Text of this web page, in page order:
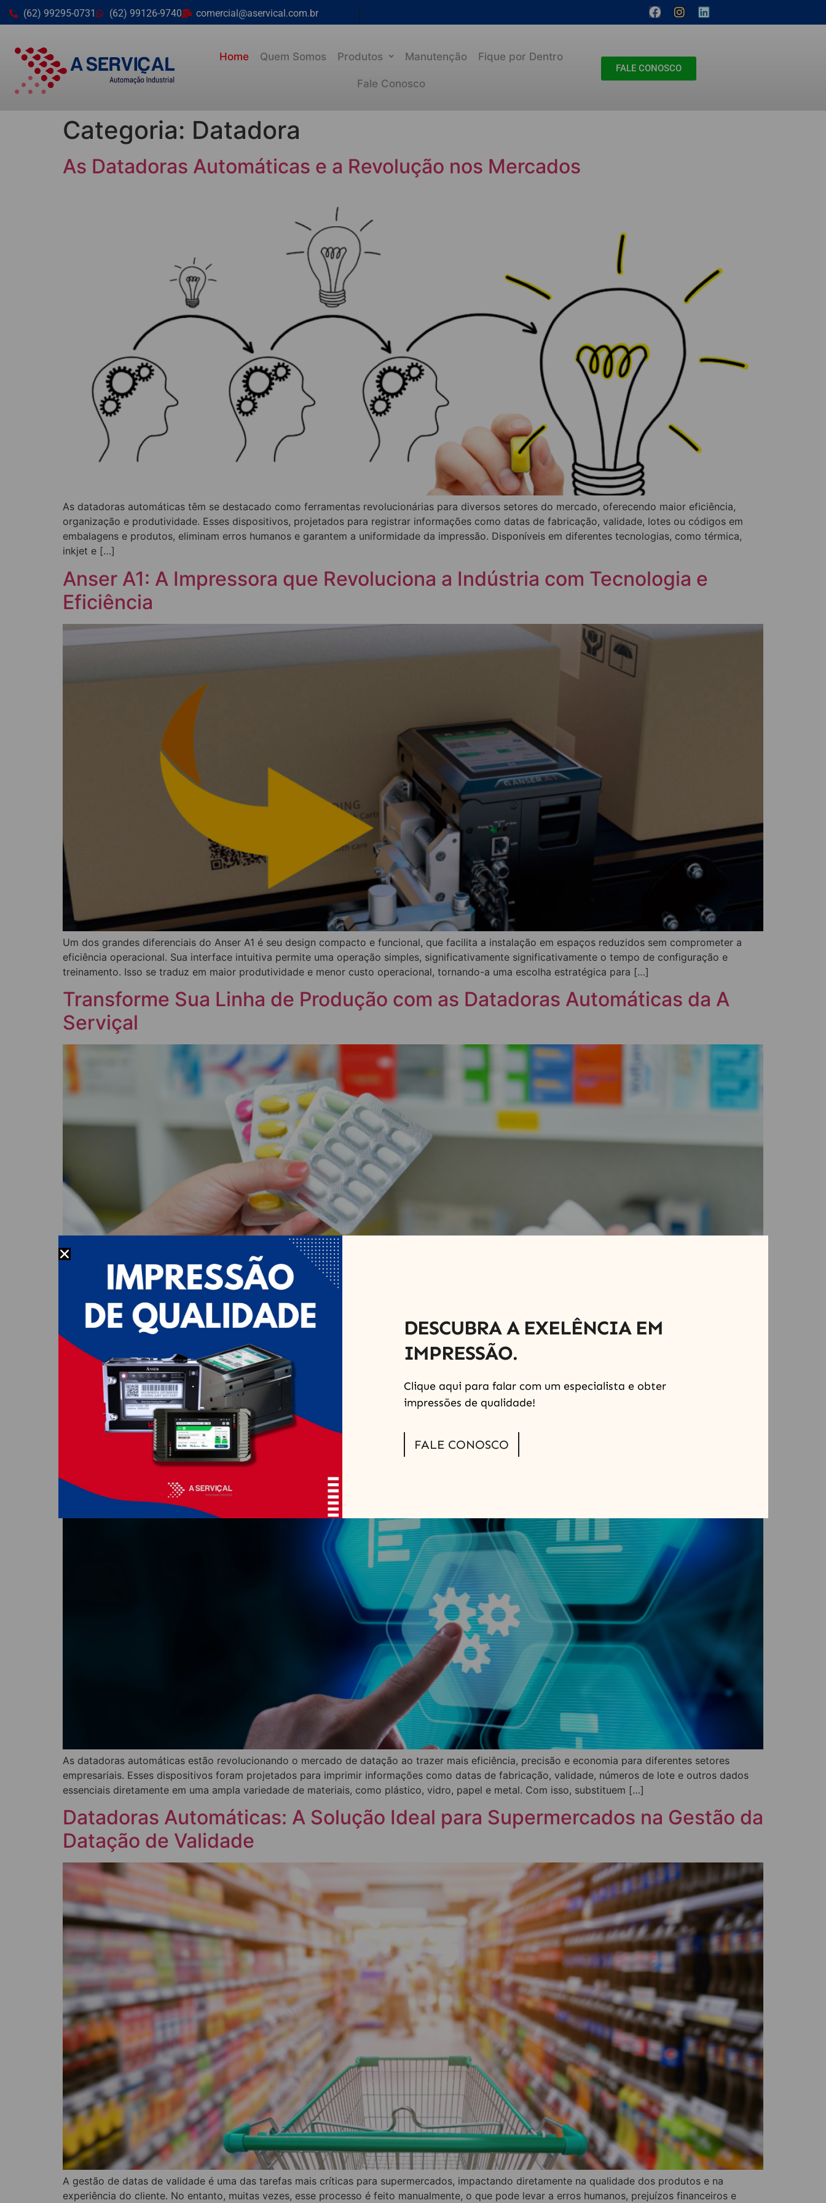
(62) 99295-0731 (62) 99126-9740 comercial@aservical.com.br
Home Quem Somos Produtos Manutenção Fique por Dentro
Fale Conosco
FALE CONOSCO
Categoria: Datadora
As Datadoras Automáticas e a Revolução nos Mercados
As datadoras automáticas têm se destacado como ferramentas revolucionárias para diversos setores do mercado, oferecendo maior eficiência,
organização e produtividade. Esses dispositivos, projetados para registrar informações como datas de fabricação, validade, lotes ou códigos em
embalagens e produtos, eliminam erros humanos e garantem a uniformidade da impressão. Disponíveis em diferentes tecnologias, como térmica,
inkjet e […]
Anser A1: A Impressora que Revoluciona a Indústria com Tecnologia e
Eficiência
Um dos grandes diferenciais do Anser A1 é seu design compacto e funcional, que facilita a instalação em espaços reduzidos sem comprometer a
eficiência operacional. Sua interface intuitiva permite uma operação simples, significativamente significativamente o tempo de configuração e
treinamento. Isso se traduz em maior produtividade e menor custo operacional, tornando-a uma escolha estratégica para […]
Transforme Sua Linha de Produção com as Datadoras Automáticas da A
Serviçal
No setor farmacêutico, a precisão, a eficiência e a rastreabilidade são essenciais para garantir a qualidade e a segurança dos medicamentos. Para
atender a essas demandas, a automação se tornou indispensável, e as datadoras automáticas da A Serviçal surgem como aliadas estratégicas para
transformar sua linha de produção. Essas máquinas são projetadas para imprimir informações […]
Datadoras Automáticas: Revolução no Mercado de Datação
As datadoras automáticas estão revolucionando o mercado de datação ao trazer mais eficiência, precisão e economia para diferentes setores
empresariais. Esses dispositivos foram projetados para imprimir informações como datas de fabricação, validade, números de lote e outros dados
essenciais diretamente em uma ampla variedade de materiais, como plástico, vidro, papel e metal. Com isso, substituem […]
Datadoras Automáticas: A Solução Ideal para Supermercados na Gestão da
Datação de Validade
A gestão de datas de validade é uma das tarefas mais críticas para supermercados, impactando diretamente na qualidade dos produtos e na
experiência do cliente. No entanto, muitas vezes, esse processo é feito manualmente, o que pode levar a erros humanos, prejuízos financeiros e
DESCUBRA A EXELÊNCIA EM
IMPRESSÃO.
Clique aqui para falar com um especialista e obter
impressões de qualidade!
FALE CONOSCO